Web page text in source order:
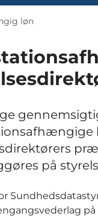
løn
på
på